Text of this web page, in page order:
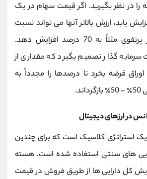
را در نظر بگیرید. اگر قیمت سهام در یک
یابد، ارزش بالاتر آنها می تواند نسبت
تخصیص آنها را در پرتفوی مثلاً به 70 درصد افزایش دهد.
سرمایه گذار تصمیم بگیرد که مقداری از
قرضه بخرد تا درصدها را مجدداً به
در ارزهای دیجیتال
Smart Rebalance یک استراتژی کلاسیک است که برای چندین
های سنتی استفاده شده است. هسته
کل دارایی ها از طریق فروش در قیمت